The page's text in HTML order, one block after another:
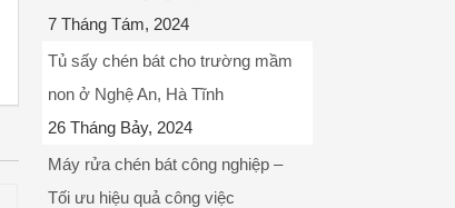
7 Tháng Tám, 2024
Tủ sấy chén bát cho trường mầm
non ở Nghệ An, Hà Tĩnh
26 Tháng Bảy, 2024
Máy rửa chén bát công nghiệp –
Tối ưu hiệu quả công việc